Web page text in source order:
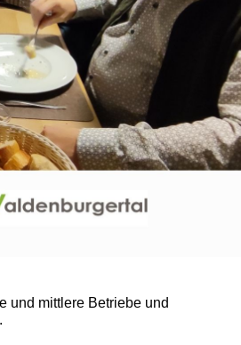
und mittlere Betriebe und